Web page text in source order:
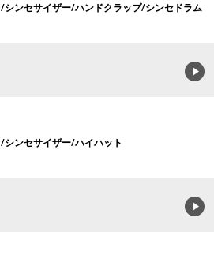
シンセサイザー/ハンドクラップ/シンセドラム
ンセサイザー/ハイハット